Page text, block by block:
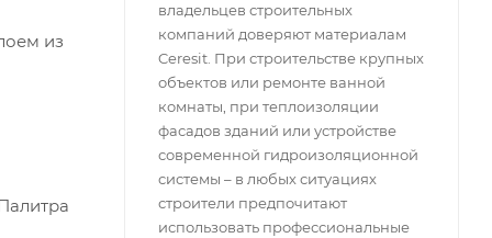
из
владельцев строительных
компаний доверяют материалам
Ceresit. При строительстве крупных
объектов или ремонте ванной
комнаты, при теплоизоляции
фасадов зданий или устройстве
современной гидроизоляционной
системы – в любых ситуациях
строители предпочитают
использовать профессиональные